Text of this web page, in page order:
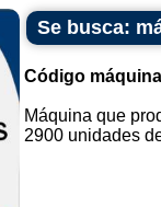
Se busca:
Código
Máquina que
2900 unidades